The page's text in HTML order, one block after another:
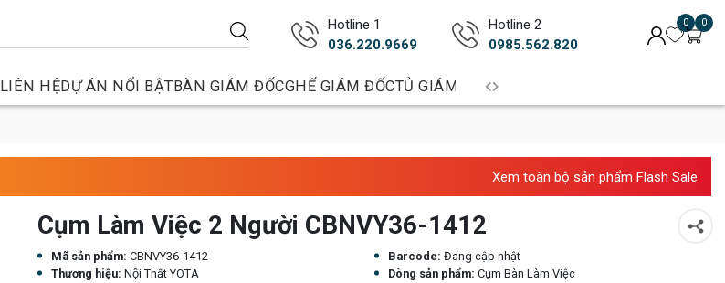
Hotline 1
036.220.9669
Hotline 2
0985.562.820
0 0
LIÊN HỆDỰ ÁN NỔI BẬTBÀN GIÁM ĐỐCGHẾ GIÁM ĐỐCTỦ GIÁM ĐỐCBÀN TRƯỞNG PHÒNG
Xem toàn bộ sản phẩm Flash Sale
Cụm Làm Việc 2 Người CBNVY36-1412
Mã sản phẩm: CBNVY36-1412 Barcode: Đang cập nhật
Thương hiệu: Nội Thất YOTA Dòng sản phẩm: Cụm Bàn Làm Việc